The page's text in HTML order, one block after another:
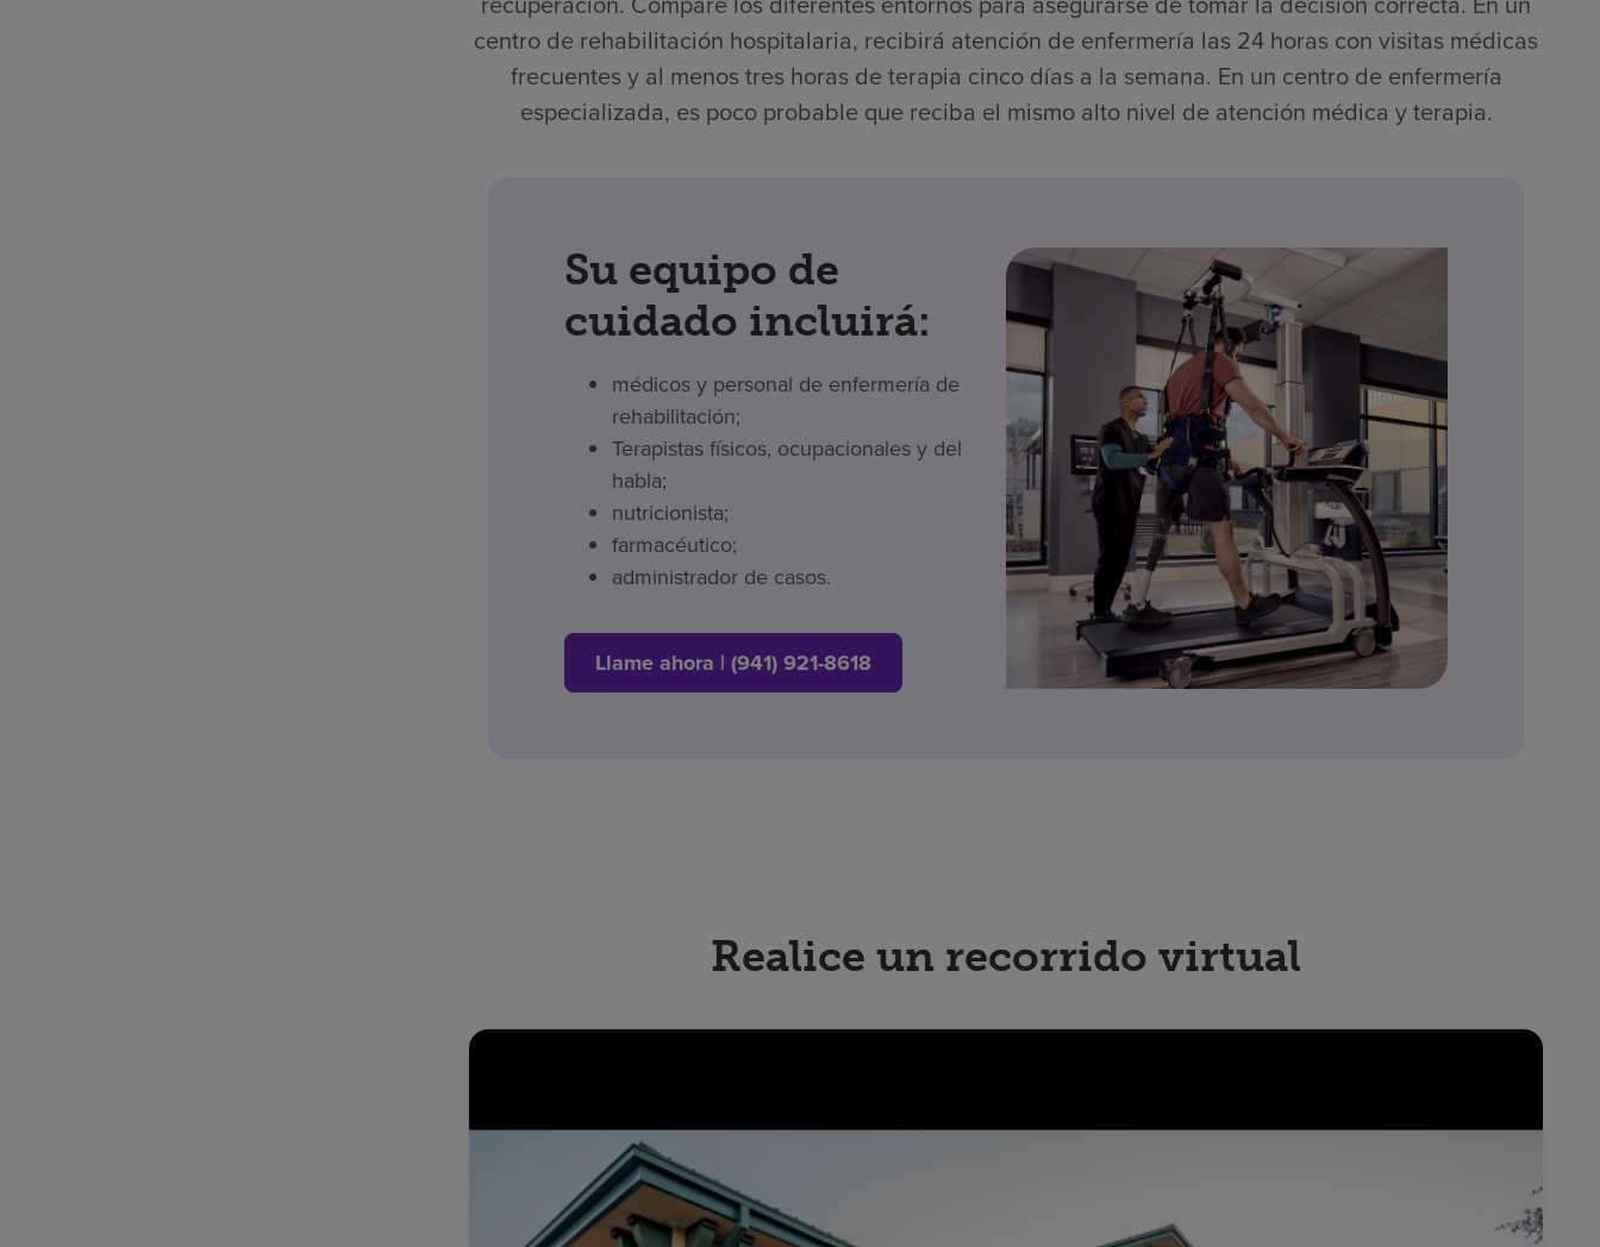
centro de rehabilitación hospitalaria, recibirá atención de enfermería las 24 horas con visitas médicas
frecuentes y al menos tres horas de terapia cinco días a la semana. En un centro de enfermería
especializada, es poco probable que reciba el mismo alto nivel de atención médica y terapia.
Su equipo de
cuidado incluirá:
médicos y personal de enfermería de
rehabilitación;
Terapistas físicos, ocupacionales y del
habla;
nutricionista;
farmacéutico;
administrador de casos.
Llame ahora | (941) 921-8618
Realice un recorrido virtual